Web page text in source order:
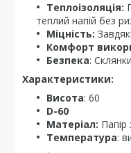
Теплоізоляція:
теплий напій без
Міцність:
Комфорт
Безпека:
Характеристики:
Висота: 60
D-60
Матеріал:
Температура: